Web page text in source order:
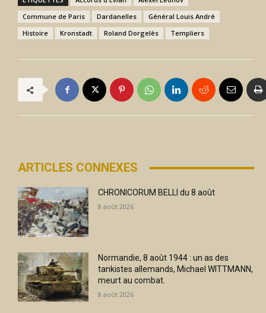
Commune de Paris
Dardanelles
Général Louis André
Histoire
Kronstadt Roland Dorgelès Templiers
ARTICLES CONNEXES
CHRONICORUM BELLI du 8 août
8 août 2026
Normandie, 8 août 1944 : un as des
tankistes allemands, Michael WITTMANN,
meurt au combat.
8 août 2026